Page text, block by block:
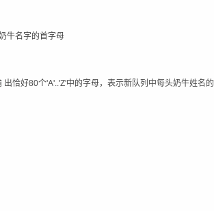
牛名字的首字母
恰好80个'A'..'Z'中的字母，表示新队列中每头奶牛姓名的